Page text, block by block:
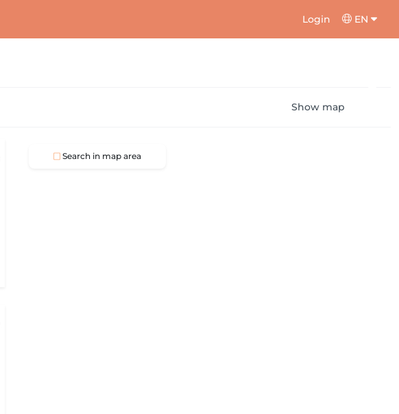
Login EN
Show map
Search in map area